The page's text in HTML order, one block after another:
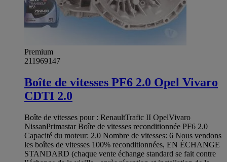
Premium
211969147
Boîte de vitesses PF6 2.0 Opel Vivaro
CDTI 2.0
Boîte de vitesses pour : RenaultTrafic II OpelVivaro
NissanPrimastar Boîte de vitesses reconditionnée PF6 2.0
Capacité du moteur: 2.0 Nombre de vitesses: 6 Nous vendons
les boîtes de vitesses 100% reconditionnées, EN ÉCHANGE
STANDARD (chaque vente échange standard se fait contre